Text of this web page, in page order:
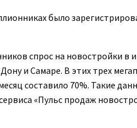
было
спрос на новостройки
и Самаре. В этих трех
составило 70%. Такие
«Пульс продаж